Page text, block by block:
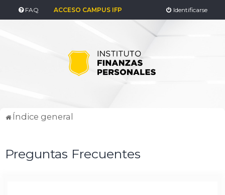
FAQ ACCESO CAMPUS IFP Identificarse
Índice general
Preguntas Frecuentes